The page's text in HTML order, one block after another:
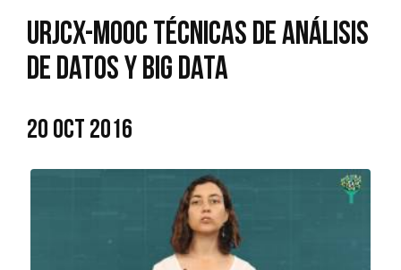
URJCX-MOOC TÉCNICAS DE ANÁLISIS
DE DATOS Y BIG DATA
20 OCT 2016